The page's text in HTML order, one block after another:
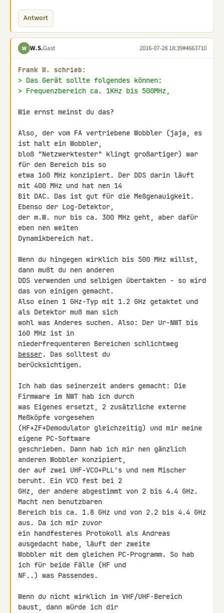
Antwort
W W.S.Gast 2016-07-28 18:39#4663710
Frank W. schrieb:
> Das Gerät sollte folgendes können:
> Frequenzbereich ca. 1KHz bis 500MHz,
Wie ernst meinst du das?
Also, der vom FA vertriebene Wobbler (jaja, es
ist halt ein Wobbler,
bloß "Netzwerktester" klingt großartiger) war
für den Bereich bis so
etwa 160 MHz konzipiert. Der DDS darin läuft
mit 400 MHz und hat nen 14
Bit DAC. Das ist gut für die Meßgenauigkeit.
Ebenso der Log-Detektor,
der m.W. nur bis ca. 300 MHz geht, aber dafür
eben nen weiten
Dynamikbereich hat.
Wenn du hingegen wirklich bis 500 MHz willst,
dann mußt du nen anderen
DDS verwenden und selbigen übertakten - so wird
das von einigen gemacht.
Also einen 1 GHz-Typ mit 1.2 GHz getaktet und
als Detektor muß man sich
wohl was Anderes suchen. Also: Der Ur-NWT bis
160 MHz ist in
besser. Das solltest du
berücksichtigen.
Ich hab das seinerzeit anders gemacht: Die
Firmware im NWT hab ich durch
was Eigenes ersetzt, 2 zusätzliche externe
Meßköpfe vorgesehen
(HF+ZF+Demodulator gleichzeitig) und mir meine
eigene PC-Software
geschrieben. Dann hab ich mir nen gänzlich
anderen Wobbler konzipiert,
der auf zwei UHF-VCO+PLL's und nem Mischer
beruht. Ein VCO fest bei 2
GHz, der andere abgestimmt von 2 bis 4.4 GHz.
Macht nen benutzbaren
Bereich bis ca. 1.8 GHz und von 2.2 bis 4.4 GHz
aus. Da ich mir zuvor
ein handfesteres Protokoll als Andreas
ausgedacht habe, läuft der zweite
Wobbler mit dem gleichen PC-Programm. So hab
ich für beide Fälle (HF und
NF..) was Passendes.
Wenn du nicht wirklich im VHF/UHF-Bereich
baust, dann würde ich dir